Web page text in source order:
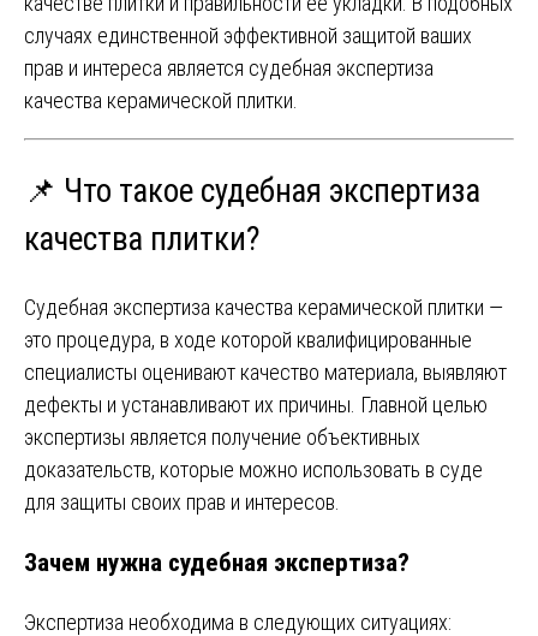
случаях единственной эффективной защитой ваших
прав и интереса является судебная экспертиза
качества керамической плитки.
📌 Что такое судебная экспертиза
качества плитки?
Судебная экспертиза качества керамической плитки —
это процедура, в ходе которой квалифицированные
специалисты оценивают качество материала, выявляют
дефекты и устанавливают их причины. Главной целью
экспертизы является получение объективных
доказательств, которые можно использовать в суде
для защиты своих прав и интересов.
Зачем нужна судебная экспертиза?
Экспертиза необходима в следующих ситуациях: